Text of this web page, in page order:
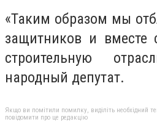
«Таким образом мы
защитников и вместе
строительную
народный депутат.
Якщо ви помітили помилку, виділіть необхідний
повідомити про це редакцію